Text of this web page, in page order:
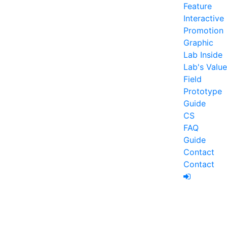
Feature
Interactive
Promotion
Graphic
Lab Inside
Lab's Value
Field
Prototype
Guide
CS
FAQ
Guide
Contact
Contact